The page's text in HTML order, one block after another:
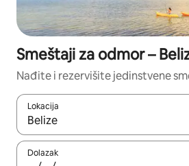
Smeštaji za odmor –
Nađite i rezervišite jedinstvene
Lokacija
Kad su rezultati dostupni, možete
Dolazak